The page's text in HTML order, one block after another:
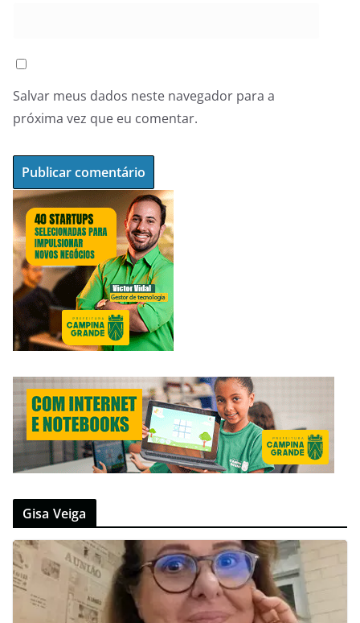
Salvar meus dados neste navegador para a
próxima vez que eu comentar.
Gisa Veiga